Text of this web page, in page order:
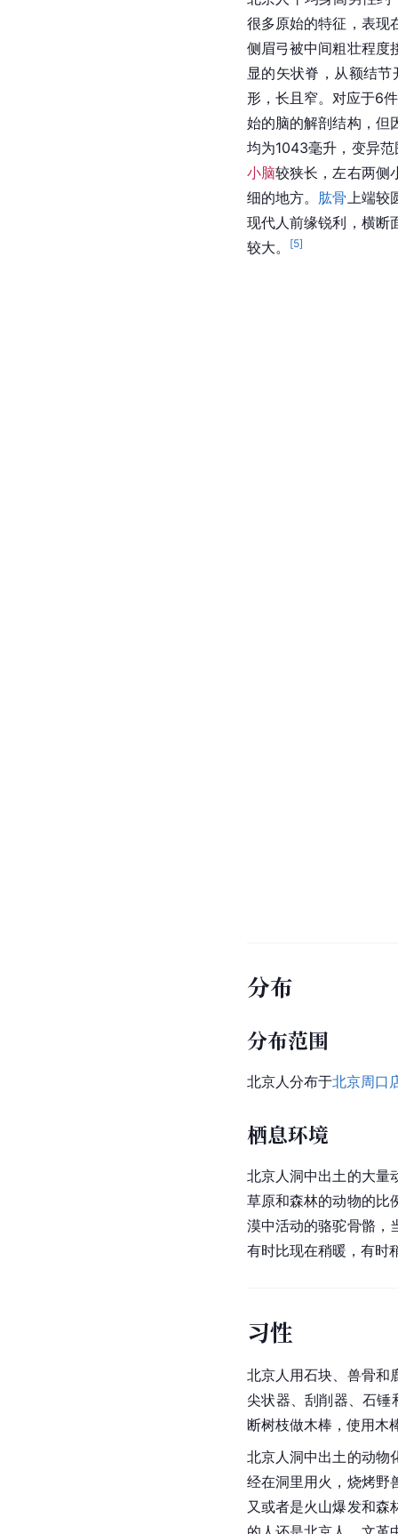
很多原始的特征，表现
侧眉弓被中间粗壮程度
显的矢状脊，从额结
形，长且窄。对应于6
始的脑的解剖结构，但
均为1043毫升，变异
小脑较狭长，左右两侧
细的地方。 肱骨 上端
现代人前缘锐利，横断
较大。
[5]
分布
分布范围
北京人分布于北京周口
栖息环境
北京人洞中出土的大量
草原和森林的动物的比
漠中活动的骆驼骨骼，
有时比现在稍暖，有时
习性
北京人用石块、兽骨和
尖状器、刮削器、石锤
断树枝做木棒，使用木
北京人洞中出土的动物
经在洞里用火，烧烤野
又或者是火山爆发和森